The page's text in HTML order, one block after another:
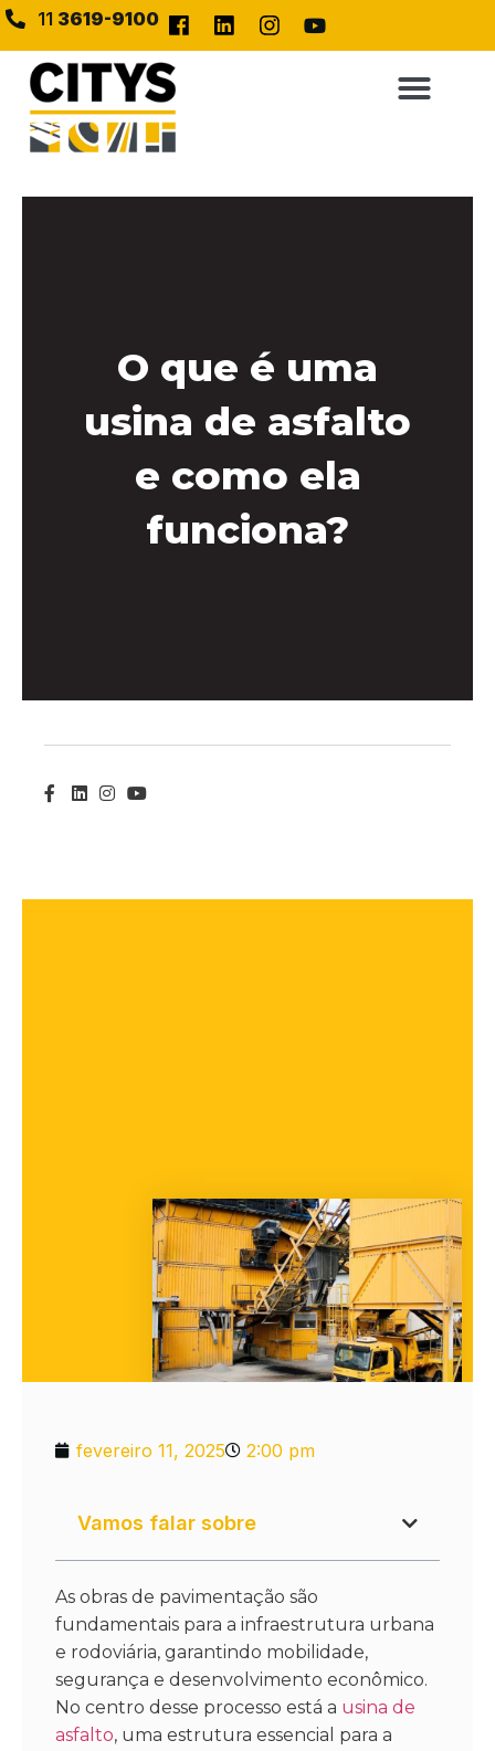
11 3619-9100
O que é uma
usina de asfalto
e como ela
funciona?
fevereiro 11, 2025 2:00 pm
Vamos falar sobre
As obras de pavimentação são
fundamentais para a infraestrutura urbana
e rodoviária, garantindo mobilidade,
segurança e desenvolvimento econômico.
No centro desse processo está a usina de
asfalto, uma estrutura essencial para a